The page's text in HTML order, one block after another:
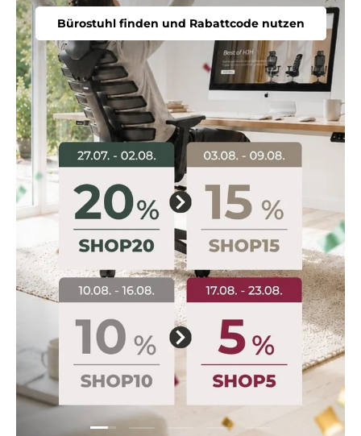
Bürostuhl finden und Rabattcode nutzen
Folie laden 1 von 5
Folie laden 2 von 5
Folie laden 3 von 5
Folie laden 4 von 5
Folie laden 5